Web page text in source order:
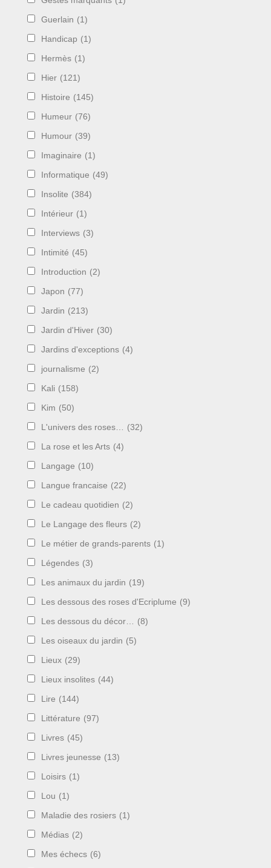
Guerlain (1)
Handicap (1)
Hermès (1)
Hier (121)
Histoire (145)
Humeur (76)
Humour (39)
Imaginaire (1)
Informatique (49)
Insolite (384)
Intérieur (1)
Interviews (3)
Intimité (45)
Introduction (2)
Japon (77)
Jardin (213)
Jardin d'Hiver (30)
Jardins d'exceptions (4)
journalisme (2)
Kali (158)
Kim (50)
L'univers des roses… (32)
La rose et les Arts (4)
Langage (10)
Langue francaise (22)
Le cadeau quotidien (2)
Le Langage des fleurs (2)
Le métier de grands-parents (1)
Légendes (3)
Les animaux du jardin (19)
Les dessous des roses d'Ecriplume (9)
Les dessous du décor… (8)
Les oiseaux du jardin (5)
Lieux (29)
Lieux insolites (44)
Lire (144)
Littérature (97)
Livres (45)
Livres jeunesse (13)
Loisirs (1)
Lou (1)
Maladie des rosiers (1)
Médias (2)
Mes échecs (6)